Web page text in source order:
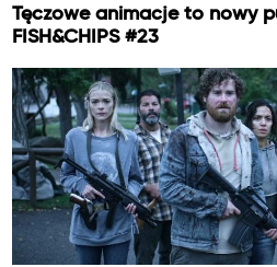
Tęczowe animacje to nowy
FISH&CHIPS #23